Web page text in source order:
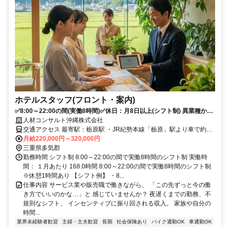
ホテルスタッフ(フロント・案内)
✅8:00～22:00の間(実働8時間)✅休日：月8日以上(シフト制) 異業種から
キャリアチェンジ歓迎✨未経験OKのホテル運営スタッフ【正社員】
人材コンサルト沖縄株式会社
交通アクセス 最寄駅：栃原駅 ・JR紀勢本線「栃原」駅より車で約10
分 ・勢和多気ICから直結（車ですぐ） ・商業リゾート施設
「VISON（ヴィソン）」内 ・マイカー通勤OK（駐車場あり）
月給220,000円～320,000円
三重県多気郡
勤務時間 シフト制 8:00～22:00の間で実働8時間のシフト制 実働時
間： １月あたり 168.0時間 8:00～22:00の間で実働8時間のシフト制
※休憩1時間あり 【シフト例】 ・8...
仕事内容 サービス業や販売職で働きながら、 「この先ずっと今の働
き方でいいのかな…」と 感じていませんか？ 夜遅くまでの勤務、不
規則なシフト、 インセンティブに振り回される収入。 家族や自分の
時間...
業界未経験者歓迎 主婦・主夫歓迎 長期 社会保険あり バイク通勤OK
車通勤OK